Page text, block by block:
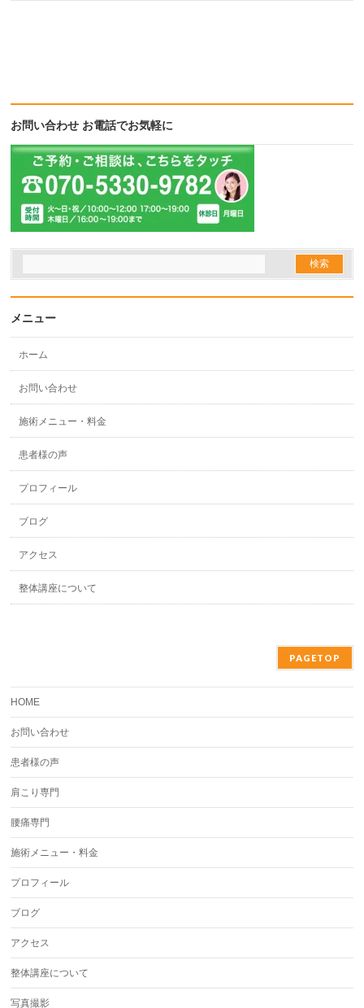
お問い合わせ お電話でお気軽に
メニュー
ホーム
お問い合わせ
施術メニュー・料金
患者様の声
プロフィール
ブログ
アクセス
整体講座について
PAGETOP
HOME
お問い合わせ
患者様の声
肩こり専門
腰痛専門
施術メニュー・料金
プロフィール
ブログ
アクセス
整体講座について
写真撮影